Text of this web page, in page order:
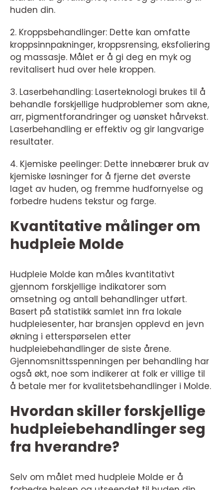
huden din.
2. Kroppsbehandlinger: Dette kan omfatte
kroppsinnpakninger, kroppsrensing, eksfoliering
og massasje. Målet er å gi deg en myk og
revitalisert hud over hele kroppen.
3. Laserbehandling: Laserteknologi brukes til å
behandle forskjellige hudproblemer som akne,
arr, pigmentforandringer og uønsket hårvekst.
Laserbehandling er effektiv og gir langvarige
resultater.
4. Kjemiske peelinger: Dette innebærer bruk av
kjemiske løsninger for å fjerne det øverste
laget av huden, og fremme hudfornyelse og
forbedre hudens tekstur og farge.
Kvantitative målinger om
hudpleie Molde
Hudpleie Molde kan måles kvantitativt
gjennom forskjellige indikatorer som
omsetning og antall behandlinger utført.
Basert på statistikk samlet inn fra lokale
hudpleiesenter, har bransjen opplevd en jevn
økning i etterspørselen etter
hudpleiebehandlinger de siste årene.
Gjennomsnittsspenningen per behandling har
også økt, noe som indikerer at folk er villige til
å betale mer for kvalitetsbehandlinger i Molde.
Hvordan skiller forskjellige
hudpleiebehandlinger seg
fra hverandre?
Selv om målet med hudpleie Molde er å